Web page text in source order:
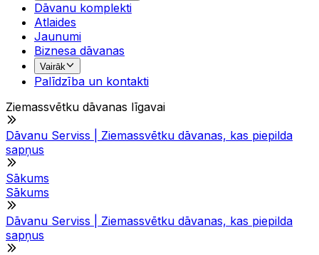
Dāvanu komplekti
Atlaides
Jaunumi
Biznesa dāvanas
Vairāk
Palīdzība un kontakti
Ziemassvētku dāvanas līgavai
Dāvanu Serviss | Ziemassvētku dāvanas, kas piepilda
sapņus
Sākums
Sākums
Dāvanu Serviss | Ziemassvētku dāvanas, kas piepilda
sapņus